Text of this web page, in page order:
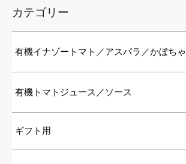
カテゴリー
有機イナゾートマト／アスパラ／かぼちゃ
有機トマトジュース／ソース
ギフト用